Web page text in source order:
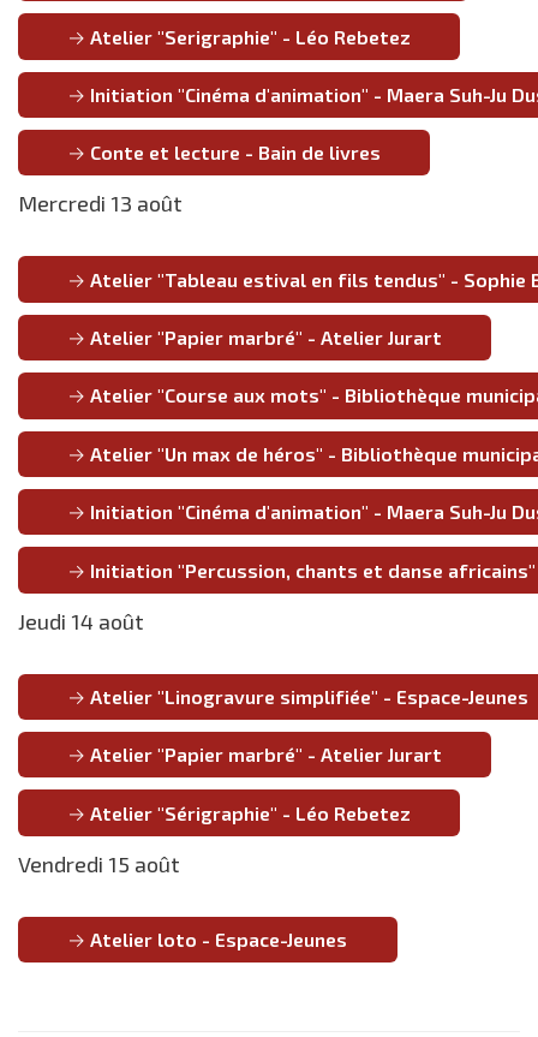
Atelier "Serigraphie" - Léo Rebetez
Initiation "Cinéma d'animation" - Maera Suh-Ju
Conte et lecture - Bain de livres
Mercredi 13 août
Atelier "Tableau estival en fils tendus" - Sophie
Atelier "Papier marbré" - Atelier Jurart
Atelier "Course aux mots" - Bibliothèque
Atelier "Un max de héros" - Bibliothèque
Initiation "Cinéma d'animation" - Maera Suh-Ju
Initiation "Percussion, chants et danse
Jeudi 14 août
Atelier "Linogravure simplifiée" - Espace-Jeunes
Atelier "Papier marbré" - Atelier Jurart
Atelier "Sérigraphie" - Léo Rebetez
Vendredi 15 août
Atelier loto - Espace-Jeunes